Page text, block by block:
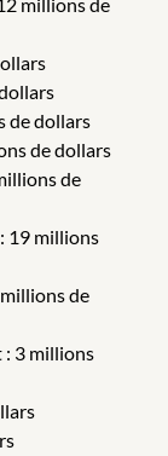
de dollars
de dollars
de
19 millions
de
3 millions